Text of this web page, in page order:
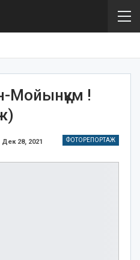
Мойынқұм !
ФОТОРЕПОРТАЖ
Дек 28, 2021